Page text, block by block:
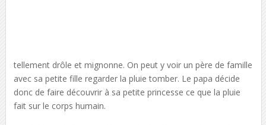
tellement drôle et mignonne. On peut y voir un père de famille
avec sa petite fille regarder la pluie tomber. Le papa décide
donc de faire découvrir à sa petite princesse ce que la pluie
fait sur le corps humain.